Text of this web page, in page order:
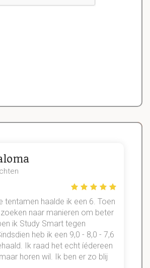
tentamen haalde ik een 6. Toen
naar manieren om beter
ik Study Smart tegen
heb ik een 9,0 - 8,0 - 7,6
Ik raad het echt íédereen
horen wil. Ik ben er zo blij